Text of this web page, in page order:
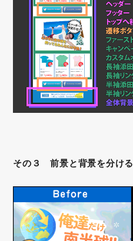
その３ 前景と背景を分ける